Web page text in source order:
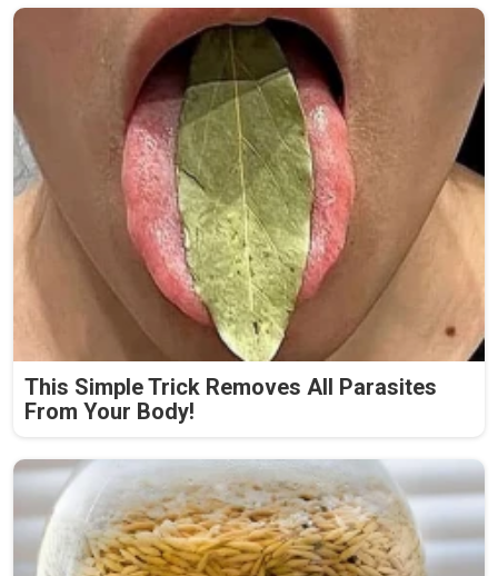
This Simple Trick Removes All Parasites
From Your Body!